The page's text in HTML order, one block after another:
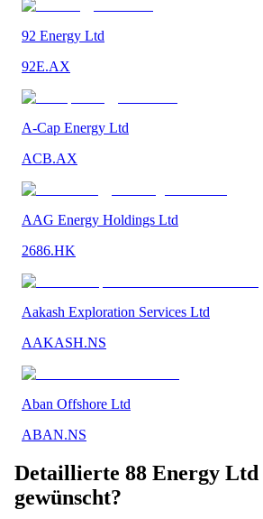
92 Energy Ltd
92E.AX
A-Cap Energy Ltd
ACB.AX
AAG Energy Holdings Ltd
2686.HK
Aakash Exploration Services Ltd
AAKASH.NS
Aban Offshore Ltd
ABAN.NS
Detaillierte 88 Energy Ltd
gewünscht?